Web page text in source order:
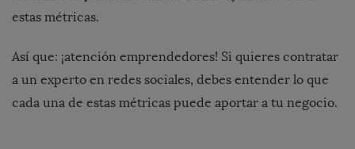
estas métricas.
Así que: ¡atención emprendedores! Si quieres contratar
a un experto en redes sociales, debes entender lo que
cada una de estas métricas puede aportar a tu negocio.